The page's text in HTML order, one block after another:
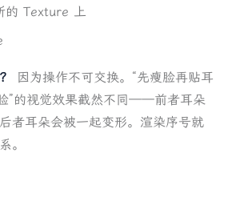
的 Texture 上
因为操作不可交换。“先瘦脸再贴耳
”的视觉效果截然不同——前者耳朵
者耳朵会被一起变形。渲染序号就
。